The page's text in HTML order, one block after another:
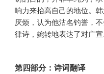
响力来抬高自己的地位。
厌烦，认为他沽名钓誉，
律诗，婉转地表达了对广
第四部分：诗词翻译